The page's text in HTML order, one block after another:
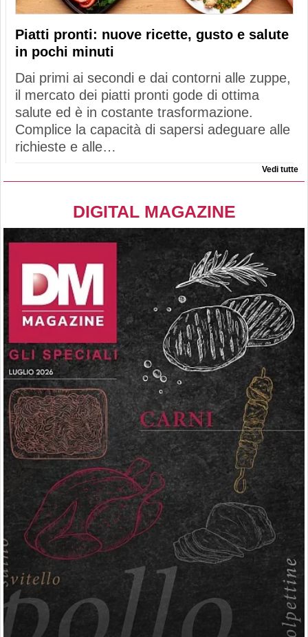
Piatti pronti: nuove ricette, gusto e salute
in pochi minuti
Dai primi ai secondi e dai contorni alle zuppe,
il mercato dei piatti pronti gode di ottima
salute ed è in costante trasformazione.
Complice la capacità di sapersi adeguare alle
richieste e alle…
Vedi tutte
DIGITAL MAGAZINE